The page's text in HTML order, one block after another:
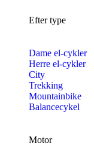
Efter type
Dame el-cykler
Herre el-cykler
City
Trekking
Mountainbike
Balancecykel
Motor